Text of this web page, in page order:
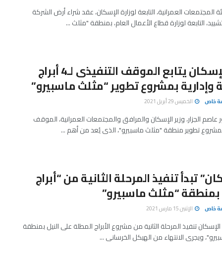
العمرانية، التابعة لوزارة الإسكان، عقد شراء أرض الشركة
التابعة لوزارة قطاع الأعمال العام، بمنطقة "مثلث ...
وزير الإسكان يتابع الموقف التنفيذى لـ4 أبراج
بمشروع تطوير “مثلث ماسبيرو”
خاص الخميس 29 أبريل 2021
عاصم الجزار، وزير الإسكان والمرافق والمجتمعات العمرانية، الموقف
تطوير منطقة "مثلث ماسبيرو"، الذى يُعد من أهم ...
تبدأ تنفيذ المرحلة الثانية من “أبراج
بمنطقة “مثلث ماسبيرو”
خاص الإثنين 15 مارس 2021
تنفيذ المرحلة الثانية من مشروع الأبراج المطلة على النيل بمنطقة
ويجرى الانتهاء من الهيكل الخرسانى ...